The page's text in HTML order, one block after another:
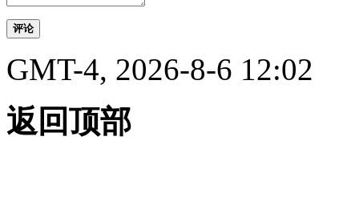
评论
GMT-4, 2026-8-6 12:02
返回顶部